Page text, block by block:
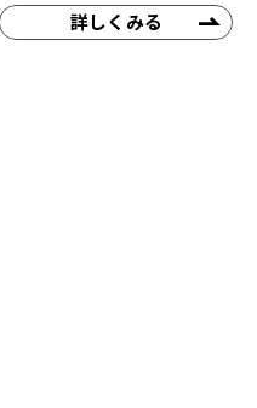
詳しくみる